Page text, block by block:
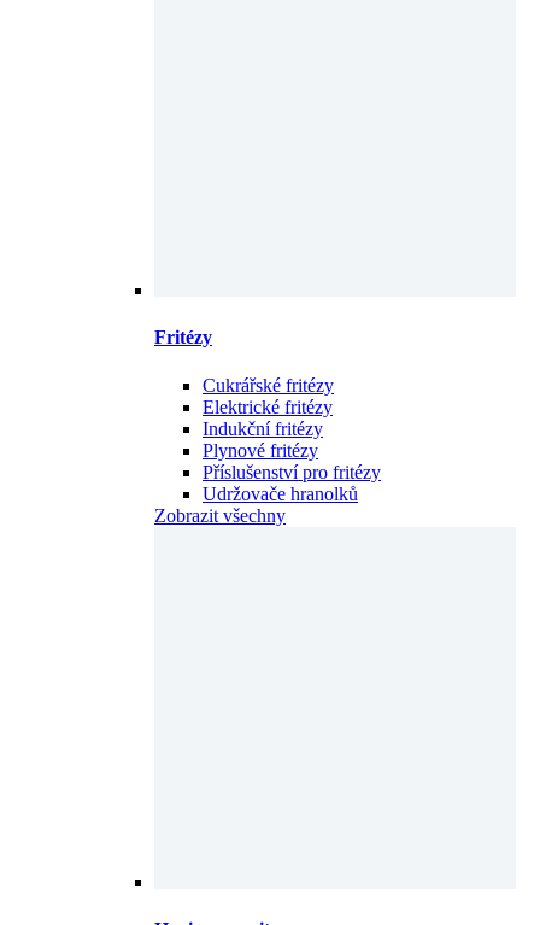
Fritézy
Cukrářské fritézy
Elektrické fritézy
Indukční fritézy
Plynové fritézy
Příslušenství pro fritézy
Udržovače hranolků
Zobrazit všechny